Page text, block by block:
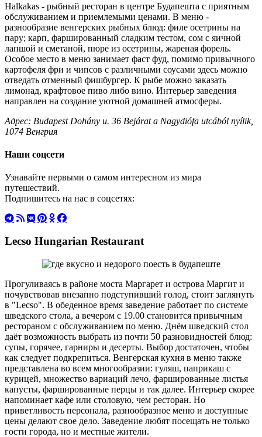
Halkakas - рыбный ресторан в центре Будапешта с приятным
обслуживанием и приемлемыми ценами. В меню -
разнообразие венгерских рыбных блюд: филе осетрины на
пару; карп, фаршированный сладким тестом, сом с яичной
лапшой и сметаной, пюре из осетрины, жареная форель.
Особое место в меню занимает фаст фуд, помимо привычного
картофеля фри и чипсов с различными соусами здесь можно
отведать отменный фишбургер. К рыбе можно заказать
лимонад, крафтовое пиво либо вино. Интерьер заведения
направлен на создание уютной домашней атмосферы.
Адрес: Budapest Dohány u. 36 Bejárat a Nagydiófa utcából nyílik,
1074 Венгрия
Наши соцсети
Узнавайте первыми о самом интересном из мира
путешествий.
Подпишитесь на нас в соцсетях:
Lecso Hungarian Restaurant
Прогуливаясь в районе моста Маргарет и острова Маргит и
почувствовав внезапно подступивший голод, стоит заглянуть
в "Lecso". В обеденное время заведение работает по системе
шведского стола, а вечером с 19.00 становится привычным
рестораном с обслуживанием по меню. Днём шведский стол
даёт возможность выбрать из почти 50 разновидностей блюд:
супы, горячее, гарниры и десерты. Выбор достаточен, чтобы
как следует подкрепиться. Венгерская кухня в меню также
представлена во всем многообразии: гуляш, паприкаш с
курицей, множество вариаций лечо, фаршированные листья
капусты, фаршированные перцы и так далее. Интерьер скорее
напоминает кафе или столовую, чем ресторан. Но
приветливость персонала, разнообразное меню и доступные
цены делают свое дело. Заведение любят посещать не только
гости города, но и местные жители.